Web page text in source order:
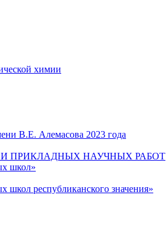
химии
В.Е. Алемасова 2023 года
ПРИКЛАДНЫХ НАУЧНЫХ РАБОТ
школ»
республиканского значения»